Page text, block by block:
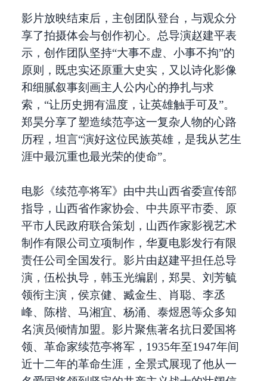
影片放映结束后，主创团队登台，与观众分
享了拍摄体会与创作初心。总导演赵建平表
示，创作团队坚持“大事不虚、小事不拘”的
原则，既忠实还原重大史实，又以诗化影像
和细腻叙事刻画主人公内心的挣扎与求
索，“让历史拥有温度，让英雄触手可及”。
郑昊分享了塑造续范亭这一复杂人物的心路
历程，坦言“演好这位民族英雄，是我从艺生
涯中最沉重也最光荣的使命”。
电影《续范亭将军》由中共山西省委宣传部
指导，山西省作家协会、中共原平市委、原
平市人民政府联合策划，山西作家影视艺术
制作有限公司立项制作，华夏电影发行有限
责任公司全国发行。影片由赵建平担任总导
演，伍松执导，韩玉光编剧，郑昊、刘芳毓
领衔主演，侯京健、臧金生、肖聪、李丞
峰、陈楷、马湘宜、杨涌、泰煜恩等众多知
名演员倾情加盟。影片聚焦著名抗日爱国将
领、革命家续范亭将军，1935年至1947年间
近十二年的革命生涯，全景式展现了他从一